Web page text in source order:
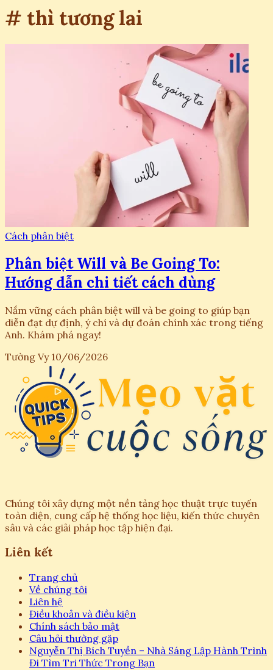
# thì tương lai
Cách phân biệt
Phân biệt Will và Be Going To:
Hướng dẫn chi tiết cách dùng
Nắm vững cách phân biệt will và be going to giúp bạn
diễn đạt dự định, ý chí và dự đoán chính xác trong tiếng
Anh. Khám phá ngay!
Tường Vy 10/06/2026
Chúng tôi xây dựng một nền tảng học thuật trực tuyến
toàn diện, cung cấp hệ thống học liệu, kiến thức chuyên
sâu và các giải pháp học tập hiện đại.
Liên kết
Trang chủ
Về chúng tôi
Liên hệ
Điều khoản và điều kiện
Chính sách bảo mật
Câu hỏi thường gặp
Nguyễn Thị Bích Tuyền – Nhà Sáng Lập Hành Trình
Đi Tìm Tri Thức Trong Bạn